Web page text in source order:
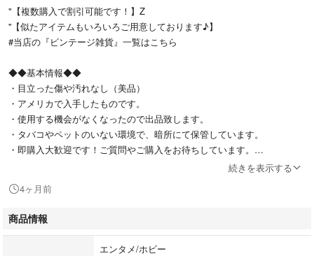
"【複数購入で割引可能です！】Z
''【似たアイテムもいろいろご用意しております♪】
#当店の『ビンテージ雑貨』一覧はこちら
◆◆基本情報◆◆
・目立った傷や汚れなし（美品）
・アメリカで入手したものです。
・使用する機会がなくなったので出品致します。
・タバコやペットのいない環境で、暗所にて保管しています。
・即購入大歓迎です！ご質問やご購入をお待ちしています。
◆◆商品名◆◆
バーリントン ホークアイ ピクニック 1970年代 バスケット ビンテージ グ
リーンカラー アウトドア キャンプ BURLINGTON yI608 G91
続きを表示する
4ヶ月前
商品情報
エンタメ/ホビー